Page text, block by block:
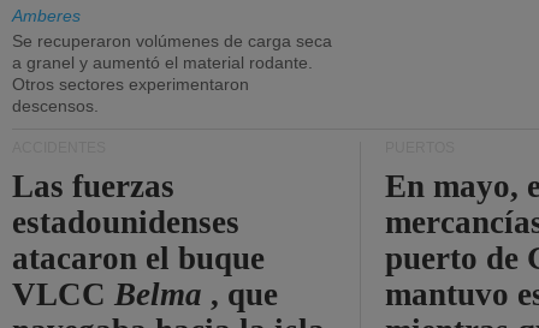
Amberes
Se recuperaron volúmenes de carga seca
a granel y aumentó el material rodante.
Otros sectores experimentaron
descensos.
Las fuerzas
estadounidenses
atacaron el buque
VLCCBelma , que
En mayo,
puerto de
mantuvo